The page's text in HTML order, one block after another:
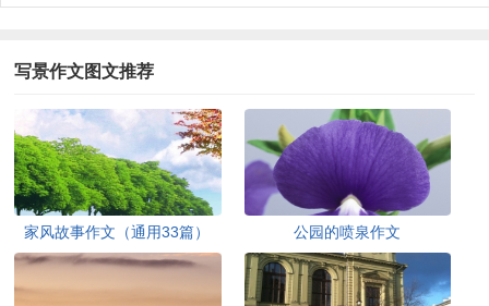
写景作文图文推荐
家风故事作文（通用33篇） 公园的喷泉作文